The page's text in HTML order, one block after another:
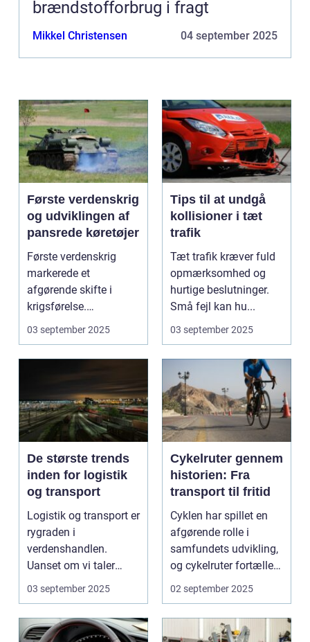
brændstofforbrug i fragt
Mikkel Christensen 04 september 2025
Første verdenskrig
og udviklingen af
pansrede køretøjer
Første verdenskrig
markerede et
afgørende skifte i
krigsførelse.
Industrialiser...
03 september 2025
Tips til at undgå
kollisioner i tæt
trafik
Tæt trafik kræver fuld
opmærksomhed og
hurtige beslutninger.
Små fejl kan hu...
03 september 2025
De største trends
inden for logistik
og transport
Logistik og transport er
rygraden i
verdenshandlen.
Uanset om vi taler
dagligvarer til
supermarkedet...
03 september 2025
Cykelruter gennem
historien: Fra
transport til fritid
Cyklen har spillet en
afgørende rolle i
samfundets udvikling,
og cykelruter fortæller
e...
02 september 2025